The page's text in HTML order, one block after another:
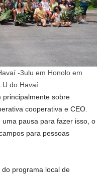
-3ulu em Honolo em
do Havaí
principalmente sobre
cooperativa e CEO.
pausa para fazer isso, o
para pessoas
programa local de